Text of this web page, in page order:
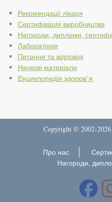
Рекомендації лікаря
Сертифікація виробництва
Нагороди, дипломи,
Лабораторія
Питання та відповіді
Наукові матеріали
Енциклопедія здоров’я
Copyright © 2002-
Про нас
Нагороди,